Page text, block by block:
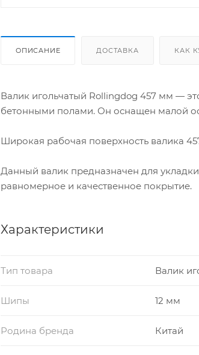
ОПИСАНИЕ ДОСТАВКА КАК
Валик игольчатый Rollingdog 457 мм —
бетонными полами. Он оснащен малой
Широкая рабочая поверхность валика
Данный валик предназначен для
равномерное и качественное покрытие.
Характеристики
Тип товара Валик
Шипы 12 мм
Родина бренда Китай